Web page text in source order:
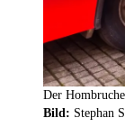
Der
Bild: Stephan